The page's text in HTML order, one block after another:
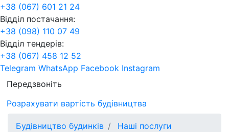
+38 (067) 601 21 24
Відділ постачання:
+38 (098) 110 07 49
Відділ тендерів:
+38 (067) 458 12 52
Telegram WhatsApp Facebook Instagram
Передзвоніть
Розрахувати вартість будівництва
Будівництво будинків
Наші послуги